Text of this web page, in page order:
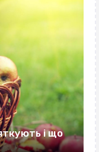
і що